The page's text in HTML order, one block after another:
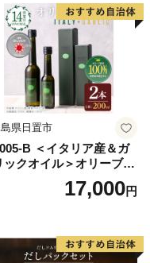
県日置市
B ＜イタリア産＆ガ
ックオイル＞オリーブオ
セット(200ml×2本) 日置
産品 調味料 油 エキスト
17,000円